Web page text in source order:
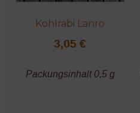
Kohlrabi Lanro
3,05€
Packungsinhalt 0,5 g